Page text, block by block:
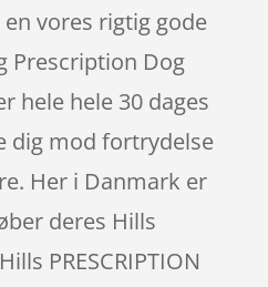
vores rigtig gode
Prescription Dog
hele hele 30 dages
dig mod fortrydelse
Her i Danmark er
deres Hills
PRESCRIPTION